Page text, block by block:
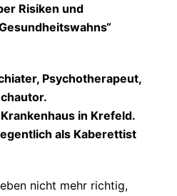
Risiken und
Psychotherapeut,
in Krefeld.
als Kaberettist
nicht mehr richtig,